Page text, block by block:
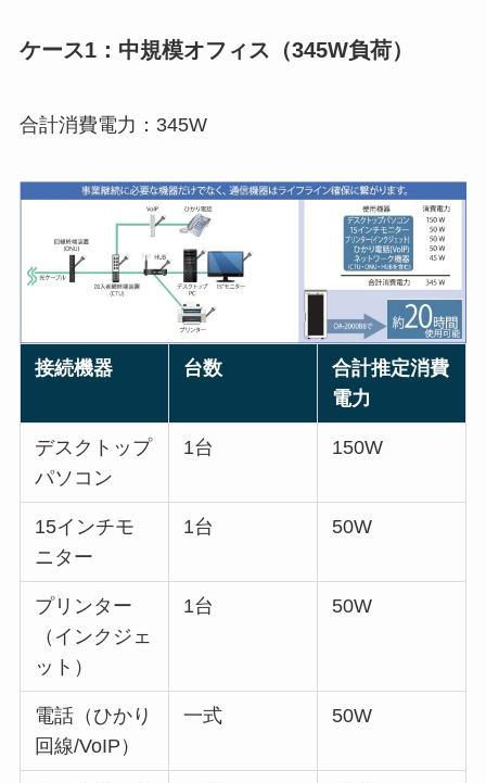
ケース1：中規模オフィス（345W負荷）
合計消費電力：345W
接続機器 台数
合計推定消費
電力
デスクトップ
パソコン
1台 150W
15インチモ
ニター
1台 50W
プリンター
（インクジェ
ット）
1台 50W
電話（ひかり
回線/VoIP）
一式 50W